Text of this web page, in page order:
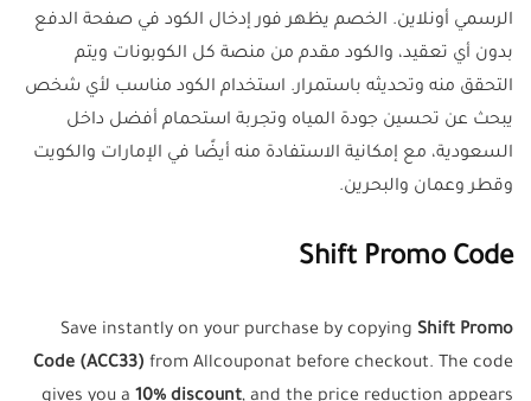
الرسمي أونلاين. الخصم يظهر فور إدخال الكود في صفحة الدفع
بدون أي تعقيد، والكود مقدم من منصة كل الكوبونات ويتم
التحقق منه وتحديثه باستمرار. استخدام الكود مناسب لأي شخص
يبحث عن تحسين جودة المياه وتجربة استحمام أفضل داخل
السعودية، مع إمكانية الاستفادة منه أيضًا في الإمارات والكويت
وقطر وعمان والبحرين.
Shift Promo Code
Save instantly on your purchase by copying Shift Promo
Code (ACC33) from Allcouponat before checkout. The code